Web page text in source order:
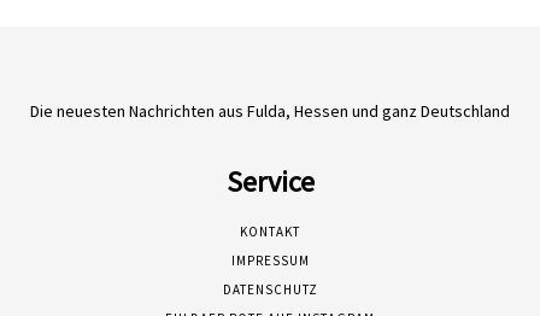
Die neuesten Nachrichten aus Fulda, Hessen und ganz Deutschland
Service
KONTAKT
IMPRESSUM
DATENSCHUTZ